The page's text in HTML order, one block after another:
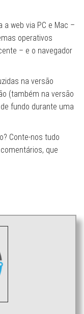
a web via PC e Mac –
operativos
– e o navegador
na versão
(também na versão
fundo durante uma
Conte-nos tudo
que